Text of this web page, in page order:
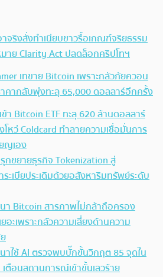
จริง สั่งทำเนียบขาวรื้อเกณฑ์จริยธรรม
าย Clarity Act ปลดล็อกคริปโทฯ
เทขาย Bitcoin เพราะกลัวภัยควอน
คากลับพุ่งทะลุ 65,000 ดอลลาร์อีกครั้ง
ข้า Bitcoin ETF ทะลุ 620 ล้านดอลลาร์
หว่ Coldcard ทำลายความเชื่อมั่นการ
ญเอง
กขยายธุรกิจ Tokenization สู่
ะเบียประเดิมด้วยอสังหาริมทรัพย์ระดับ
Bitcoin สารภาพไม่กล้าถือครอง
อะเพราะกลัวความเสี่ยงด้านความ
ใช้ AI ตรวจพบบั๊กขั้นวิกฤต 85 จุดใน
ตือนสถานการณ์เข้าขั้นเลวร้าย